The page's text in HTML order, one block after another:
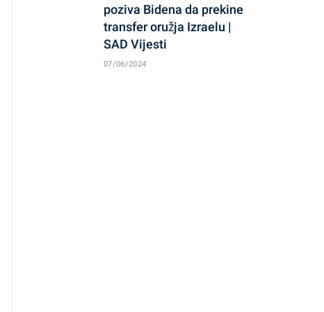
poziva Bidena da prekine
transfer oružja Izraelu |
SAD Vijesti
07/06/2024